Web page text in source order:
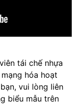
tái chế nhựa
hóa hoạt
vui lòng liên
biểu mẫu trên